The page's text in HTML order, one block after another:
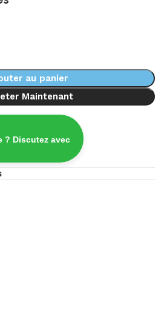
au panier
Maintenant
? Discutez avec